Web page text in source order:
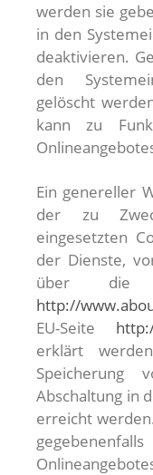
werden sie
in den
deaktivieren.
den
gelöscht
kann zu
Ein genereller
der zu
eingesetzten
der Dienste,
über die
http://
EU-Seite
erklärt
Speicherung
Abschaltung in
erreicht